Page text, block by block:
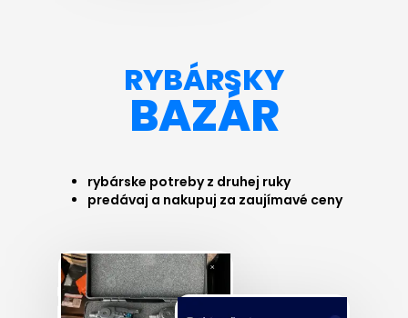
RYBÁRSKY
BAZÁR
rybárske potreby z druhej ruky
predávaj a nakupuj za zaujímavé ceny